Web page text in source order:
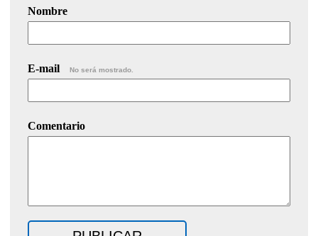
Nombre
E-mail No será mostrado.
Comentario